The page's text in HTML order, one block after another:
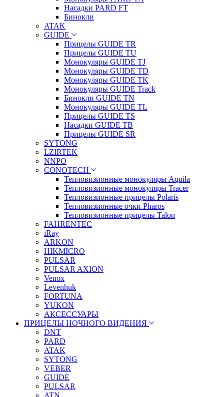
Насадки PARD FT
Бинокли
ATAK
GUIDE
Прицелы GUIDE TR
Прицелы GUIDE TU
Монокуляры GUIDE TJ
Монокуляры GUIDE TD
Монокуляры GUIDE TK
Монокуляры GUIDE Track
Бинокли GUIDE TN
Монокуляры GUIDE TL
Прицелы GUIDE TS
Насадки GUIDE TB
Прицелы GUIDE SR
SYTONG
LZIRTEK
NNPO
CONOTECH
Тепловизионные монокуляры Aquila
Тепловизионные монокуляры Tracer
Тепловизионные прицелы Polaris
Тепловизионные очки Pharos
Тепловизионные прицелы Talon
FAHRENTEC
iRay
ARKON
HIKMICRO
PULSAR
PULSAR AXION
Venox
Levenhuk
FORTUNA
YUKON
АКСЕССУАРЫ
ПРИЦЕЛЫ НОЧНОГО ВИДЕНИЯ
DNT
PARD
ATAK
SYTONG
VEBER
GUIDE
PULSAR
ATN